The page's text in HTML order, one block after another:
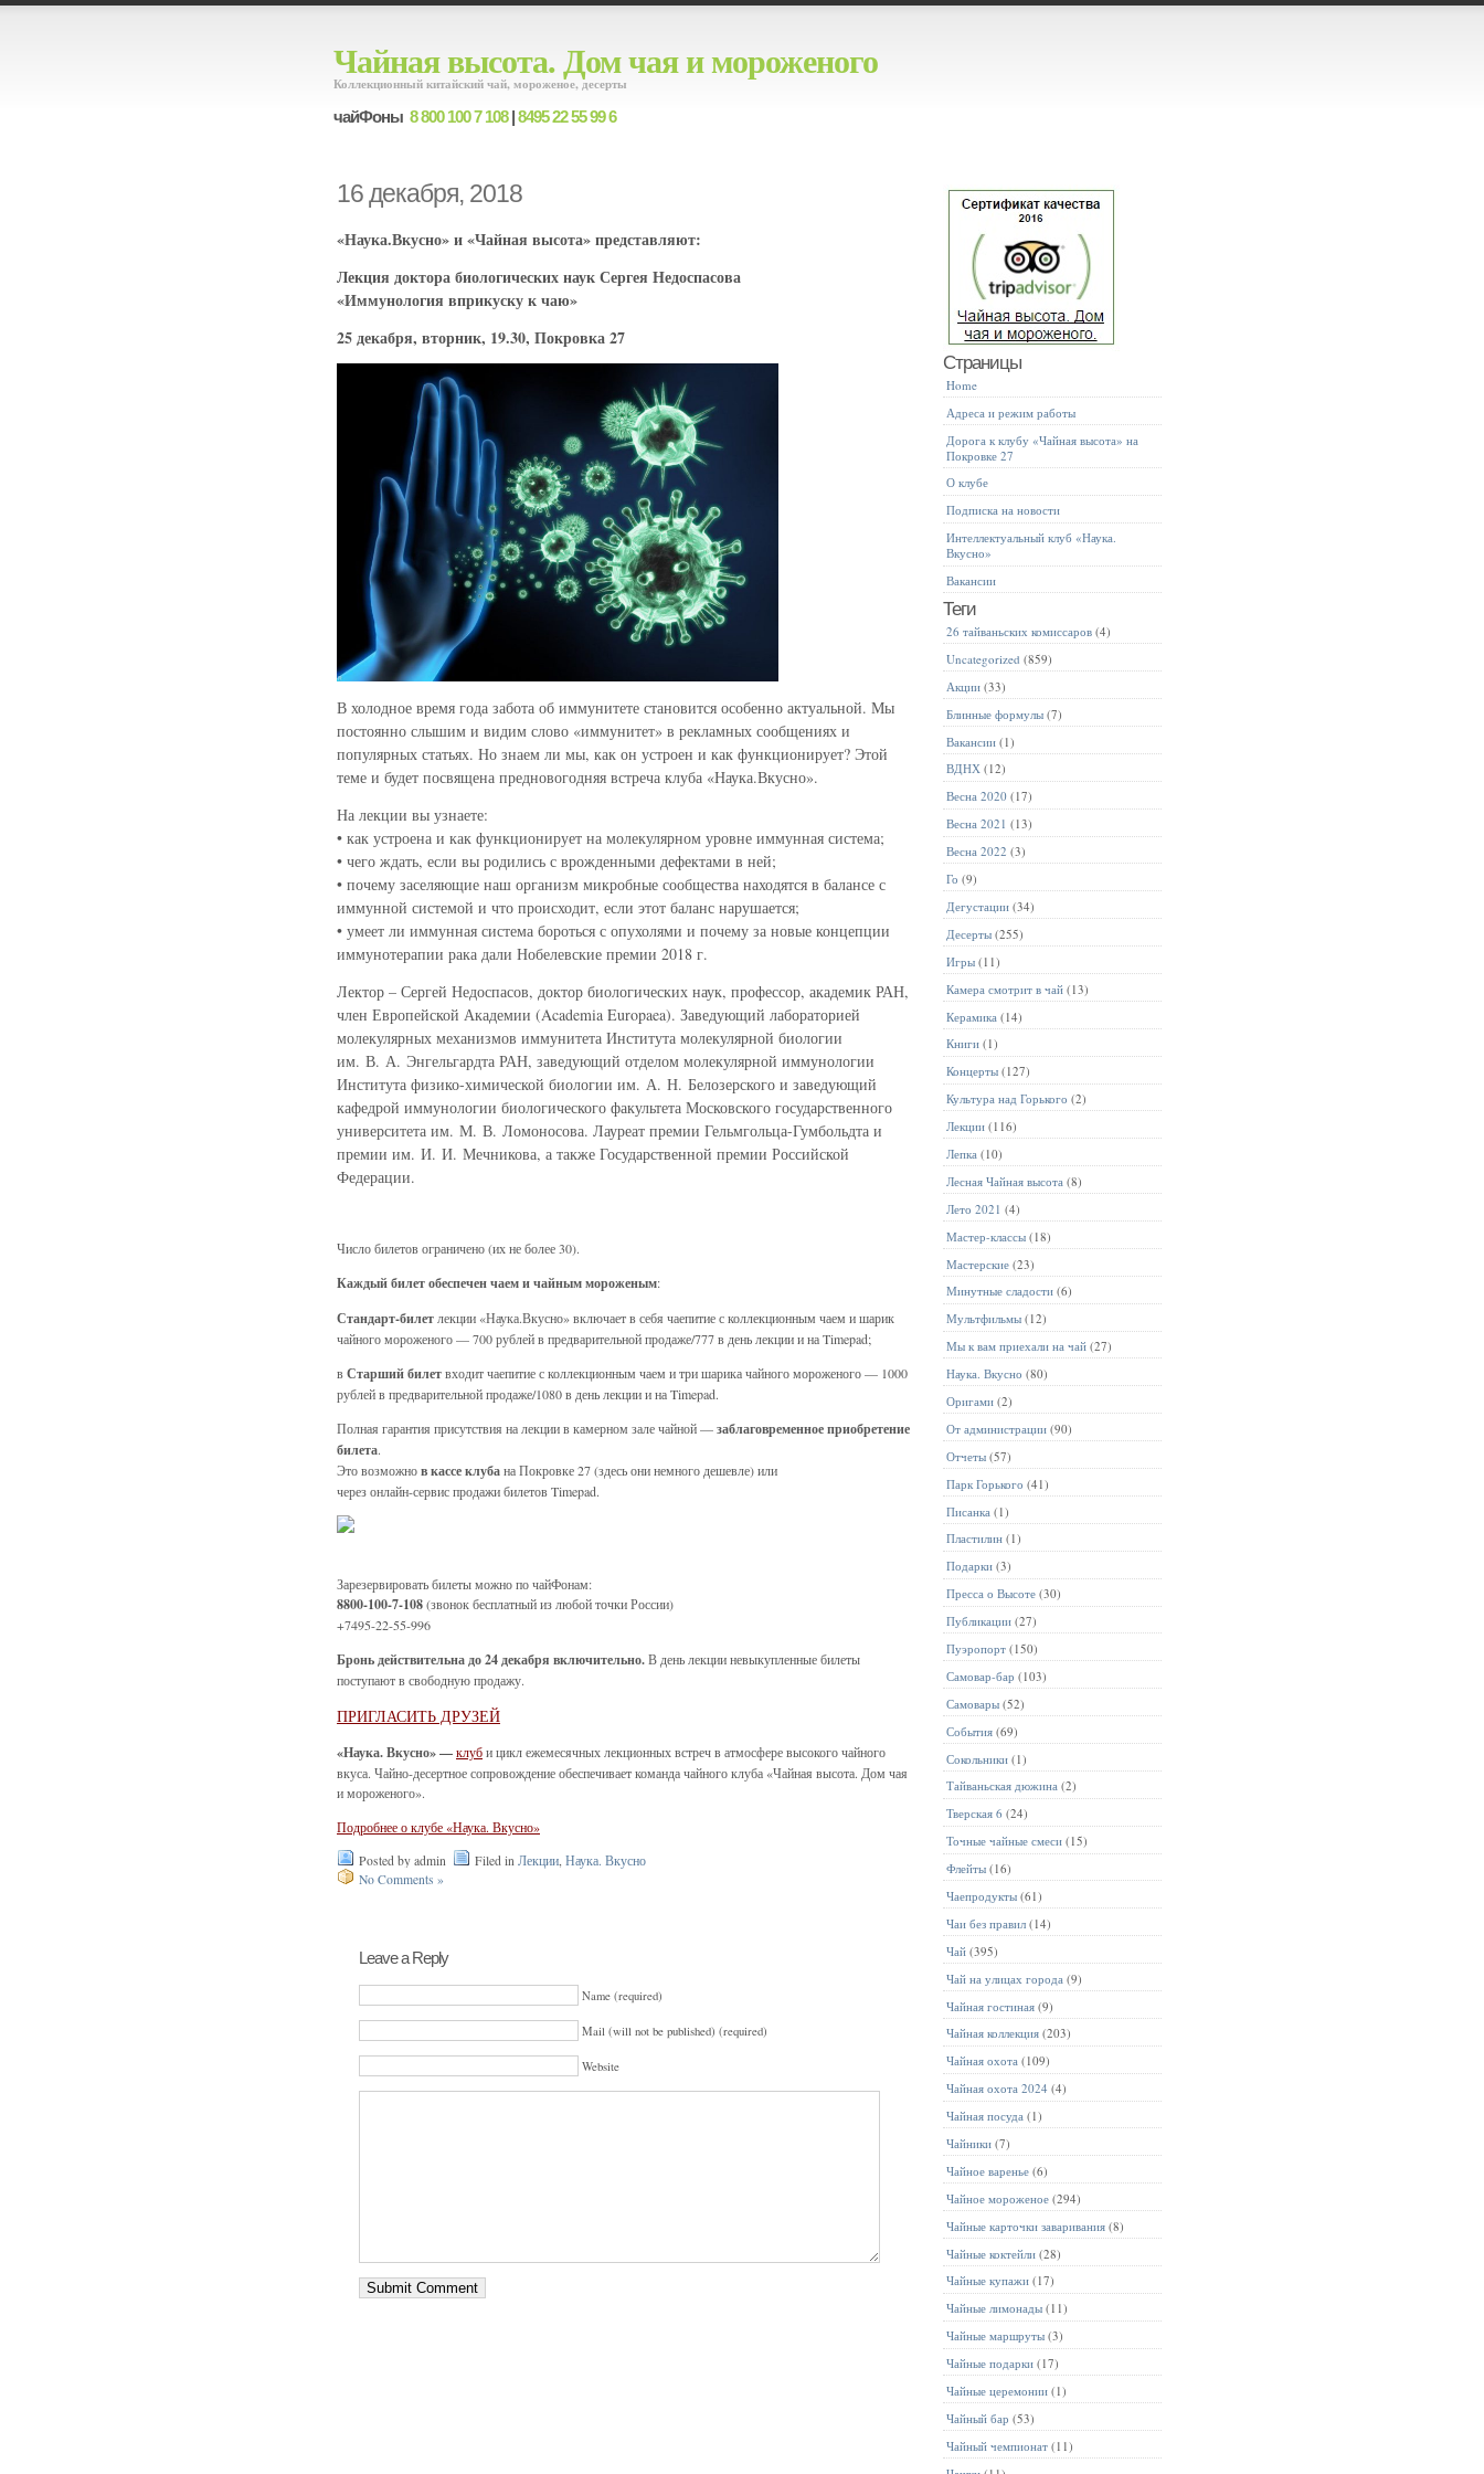
Чайная высота. Дом чая и мороженого
Коллекционный китайский чай, мороженое, десерты
чайФоны 8 800 100 7 108|8495 22 55 99 6
16 декабря, 2018
«Наука.Вкусно» и «Чайная высота» представляют:
Лекция доктора биологических наук Сергея Недоспасова
«Иммунология вприкуску к чаю»
25 декабря, вторник, 19.30, Покровка 27
В холодное время года забота об иммунитете становится особенно актуальной. Мы
постоянно слышим и видим слово «иммунитет» в рекламных сообщениях и
популярных статьях. Но знаем ли мы, как он устроен и как функционирует? Этой
теме и будет посвящена предновогодняя встреча клуба «Наука.Вкусно».
На лекции вы узнаете:
• как устроена и как функционирует на молекулярном уровне иммунная система;
• чего ждать, если вы родились с врожденными дефектами в ней;
• почему заселяющие наш организм микробные сообщества находятся в балансе с
иммунной системой и что происходит, если этот баланс нарушается;
• умеет ли иммунная система бороться с опухолями и почему за новые концепции
иммунотерапии рака дали Нобелевские премии 2018 г.
Лектор – Сергей Недоспасов, доктор биологических наук, профессор, академик РАН,
член Европейской Академии (Academia Europaea). Заведующий лабораторией
молекулярных механизмов иммунитета Института молекулярной биологии
им. В. А. Энгельгардта РАН, заведующий отделом молекулярной иммунологии
Института физико-химической биологии им. А. Н. Белозерского и заведующий
кафедрой иммунологии биологического факультета Московского государственного
университета им. М. В. Ломоносова. Лауреат премии Гельмгольца-Гумбольдта и
премии им. И. И. Мечникова, а также Государственной премии Российской
Федерации.
Число билетов ограничено (их не более 30).
Каждый билет обеспечен чаем и чайным мороженым:
Стандарт-билет лекции «Наука.Вкусно» включает в себя чаепитие с коллекционным чаем и шарик
чайного мороженого — 700 рублей в предварительной продаже/777 в день лекции и на Timepad;
вСтарший билетвходит чаепитие с коллекционным чаем и три шарика чайного мороженого — 1000
рублей в предварительной продаже/1080 в день лекции и на Timepad.
Полная гарантия присутствия на лекции в камерном зале чайной —заблаговременное приобретение
билета.
Это возможнов кассе клубана Покровке 27 (здесь они немного дешевле) или
через онлайн-сервис продажи билетов Timepad.
Зарезервировать билеты можно по чайФонам:
8800-100-7-108(звонок бесплатный из любой точки России)
+7495-22-55-996
Бронь действительна до 24 декабря включительно.В день лекции невыкупленные билеты
поступают в свободную продажу.
ПРИГЛАСИТЬ ДРУЗЕЙ
«Наука. Вкусно» —клуби цикл ежемесячных лекционных встреч в атмосфере высокого чайного
вкуса. Чайно-десертное сопровождение обеспечивает команда чайного клуба «Чайная высота. Дом чая
и мороженого».
Подробнее о клубе «Наука. Вкусно»
Posted by admin Filed in Лекции Наука. Вкусно
No Comments »
Leave a Reply
Name (required)
Mail (will not be published) (required)
Website
Страницы
Home
Адреса и режим работы
Дорога к клубу «Чайная высота» на
Покровке 27
О клубе
Подписка на новости
Интеллектуальный клуб «Наука.
Вкусно»
Вакансии
Теги
26 тайваньских комиссаров (4)
Uncategorized (859)
Акции (33)
Блинные формулы (7)
Вакансии (1)
ВДНХ (12)
Весна 2020 (17)
Весна 2021 (13)
Весна 2022 (3)
Го (9)
Дегустации (34)
Десерты (255)
Игры (11)
Камера смотрит в чай (13)
Керамика (14)
Книги (1)
Концерты (127)
Культура над Горького (2)
Лекции (116)
Лепка (10)
Лесная Чайная высота (8)
Лето 2021 (4)
Мастер-классы (18)
Мастерские (23)
Минутные сладости (6)
Мультфильмы (12)
Мы к вам приехали на чай (27)
Наука. Вкусно (80)
Оригами (2)
От администрации (90)
Отчеты (57)
Парк Горького (41)
Писанка (1)
Пластилин (1)
Подарки (3)
Пресса о Высоте (30)
Публикации (27)
Пуэропорт (150)
Самовар-бар (103)
Самовары (52)
События (69)
Сокольники (1)
Тайваньская дюжина (2)
Тверская 6 (24)
Точные чайные смеси (15)
Флейты (16)
Чаепродукты (61)
Чаи без правил (14)
Чай (395)
Чай на улицах города (9)
Чайная гостиная (9)
Чайная коллекция (203)
Чайная охота (109)
Чайная охота 2024 (4)
Чайная посуда (1)
Чайники (7)
Чайное варенье (6)
Чайное мороженое (294)
Чайные карточки заваривания (8)
Чайные коктейли (28)
Чайные купажи (17)
Чайные лимонады (11)
Чайные маршруты (3)
Чайные подарки (17)
Чайные церемонии (1)
Чайный бар (53)
Чайный чемпионат (11)